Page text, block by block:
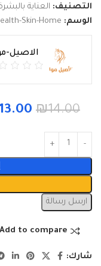
التصنيف: العناية
الوسم: Skin-Home
الاصيل-
₪14.00
ارسل رسالة
Add to compare
شارك: